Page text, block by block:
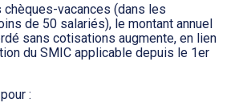
chèques-vacances (dans les
de 50 salariés), le montant annuel
sans cotisations augmente, en lien
du SMIC applicable depuis le 1er
: